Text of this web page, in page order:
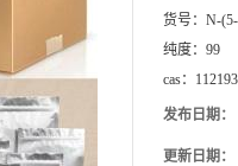
货号： N-
纯度： 99
cas：
发布日期：
更新日期：